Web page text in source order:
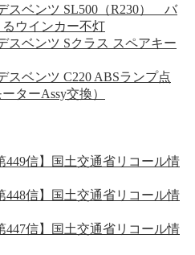
スベンツ SL500（R230） バ
ウインカー不灯
スベンツ Sクラス スペアキー
スベンツ C220 ABSランプ点
ターAssy交換）
449信】国土交通省リコール情
448信】国土交通省リコール情
447信】国土交通省リコール情